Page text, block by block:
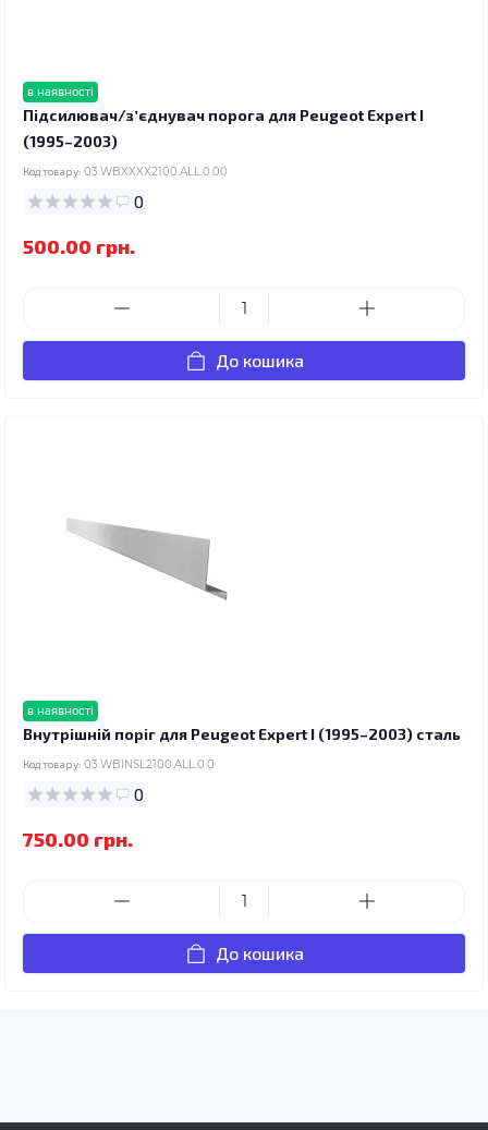
в наявності
Підсилювач/зʼєднувач порога для Peugeot Expert I
(1995–2003)
Код товару: 03.WBXXXX2100.ALL.0.00
0
500.00 грн.
До кошика
в наявності
Внутрішній поріг для Peugeot Expert I (1995–2003) сталь
Код товару: 03.WBINSL2100.ALL.0.0
0
750.00 грн.
До кошика